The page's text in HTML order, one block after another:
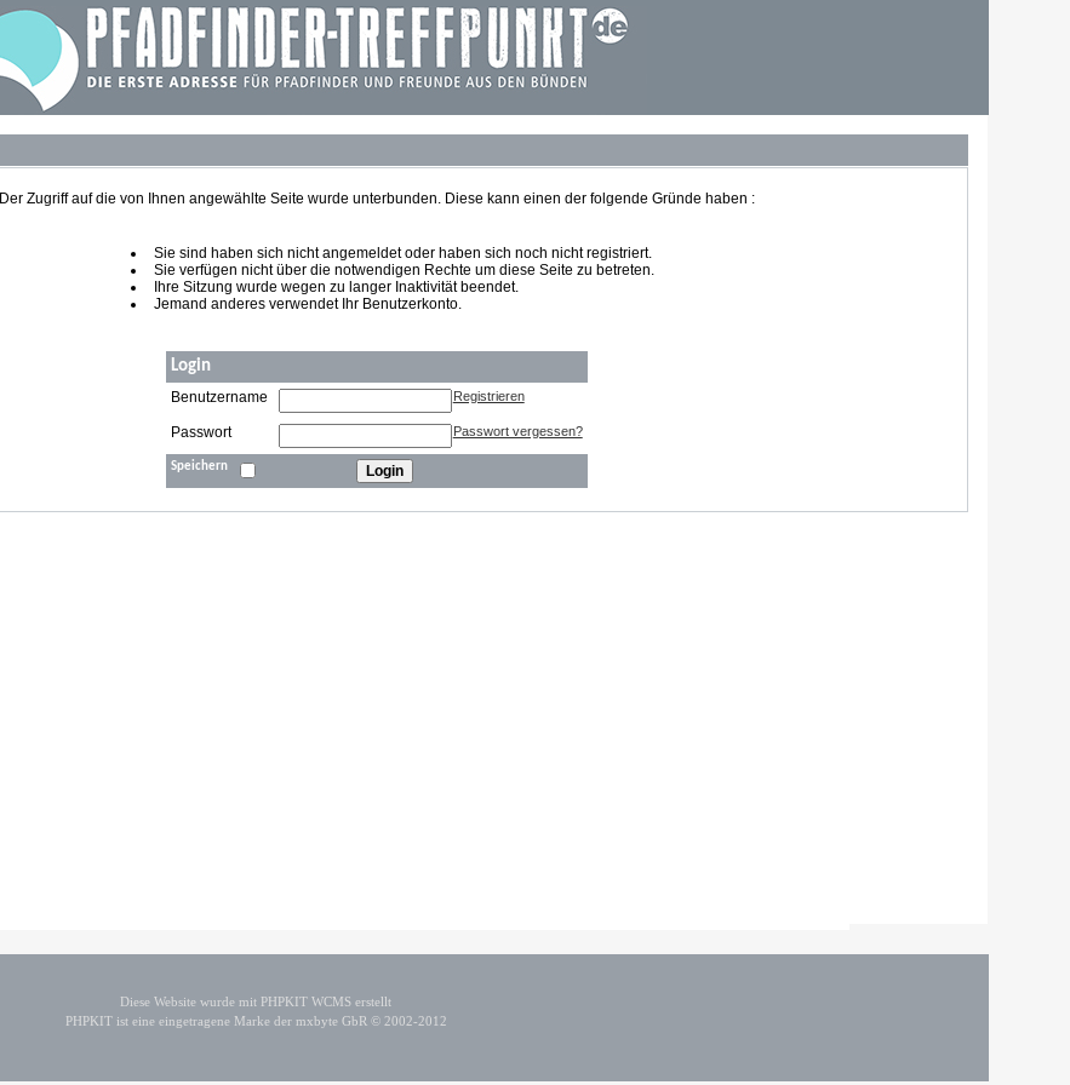
Der Zugriff auf die von Ihnen angewählte Seite wurde unterbunden. Diese kann einen der folgende Gründe haben :
Sie sind haben sich nicht angemeldet oder haben sich noch nicht registriert.
Sie verfügen nicht über die notwendigen Rechte um diese Seite zu betreten.
Ihre Sitzung wurde wegen zu langer Inaktivität beendet.
Jemand anderes verwendet Ihr Benutzerkonto.
Login
Benutzername Registrieren
Passwort Passwort vergessen?
Speichern
Diese Website wurde mit PHPKIT WCMS erstellt
PHPKIT ist eine eingetragene Marke der mxbyte GbR © 2002-2012